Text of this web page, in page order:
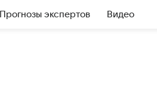
Прогнозы экспертов Видео